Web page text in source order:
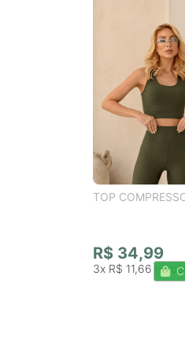
TOP
R$ 34,99
3x R$ 11,66